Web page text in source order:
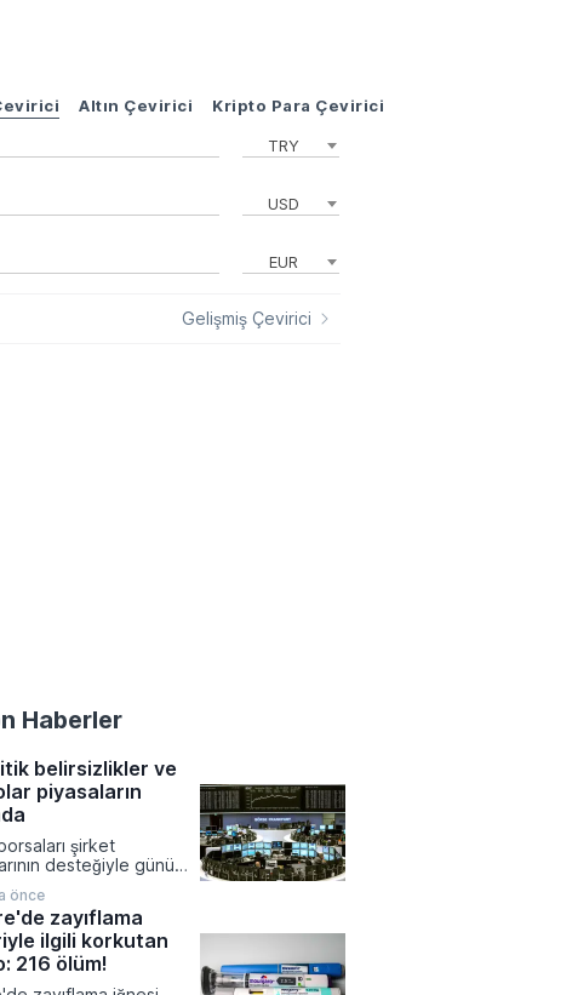
Altın Çevirici Kripto Para Çevirici
TRY
USD
EUR
Gelişmiş Çevirici
Haberler
belirsizlikler ve
piyasaların
şirket
desteğiyle günü
ekonomik
jeopolitik belirsizlikler
üzerinde etkili oldu.
imalat sanayi
beklentilerin üzerinde
önce
zayıflama
ilgili korkutan
216 ölüm!